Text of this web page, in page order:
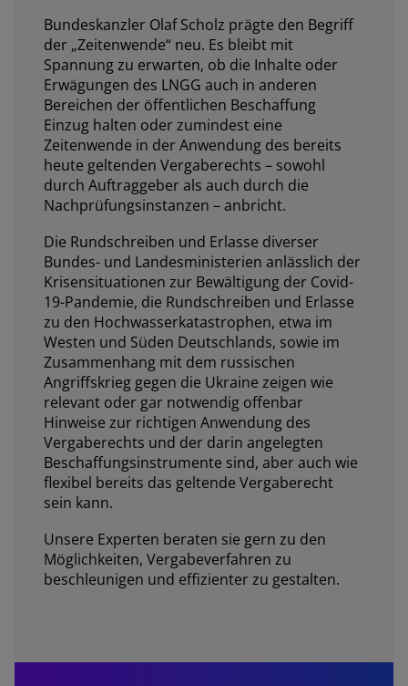
Bundeskanzler Olaf Scholz prägte den Begriff
der „Zeitenwende“ neu. Es bleibt mit
Spannung zu erwarten, ob die Inhalte oder
Erwägungen des LNGG auch in anderen
Bereichen der öffentlichen Beschaffung
Einzug halten oder zumindest eine
Zeitenwende in der Anwendung des bereits
heute geltenden Vergaberechts – sowohl
durch Auftraggeber als auch durch die
Nachprüfungsinstanzen – anbricht.
Die Rundschreiben und Erlasse diverser
Bundes- und Landesministerien anlässlich der
Krisensituationen zur Bewältigung der Covid-
19-Pandemie, die Rundschreiben und Erlasse
zu den Hochwasserkatastrophen, etwa im
Westen und Süden Deutschlands, sowie im
Zusammenhang mit dem russischen
Angriffskrieg gegen die Ukraine zeigen wie
relevant oder gar notwendig offenbar
Hinweise zur richtigen Anwendung des
Vergaberechts und der darin angelegten
Beschaffungsinstrumente sind, aber auch wie
flexibel bereits das geltende Vergaberecht
sein kann.
Unsere Experten beraten sie gern zu den
Möglichkeiten, Vergabeverfahren zu
beschleunigen und effizienter zu gestalten.